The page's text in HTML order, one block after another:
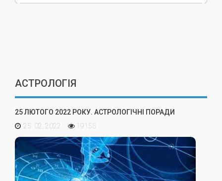
АСТРОЛОГІЯ
25 ЛЮТОГО 2022 РОКУ. АСТРОЛОГІЧНІ ПОРАДИ
25. 02. 2022
19155